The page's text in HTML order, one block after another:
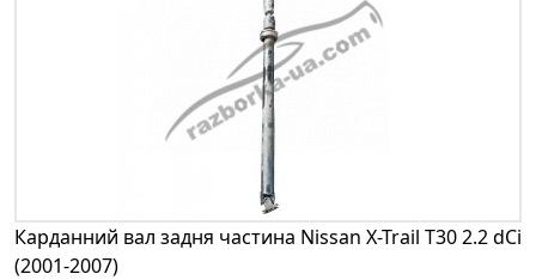
Карданний вал задня частина Nissan X-Trail T30 2.2 dCi
(2001-2007)